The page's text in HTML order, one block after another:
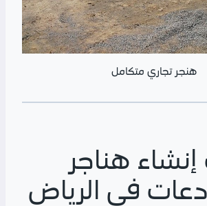
هنجر تجاري متكامل
هناجر
في الرياض